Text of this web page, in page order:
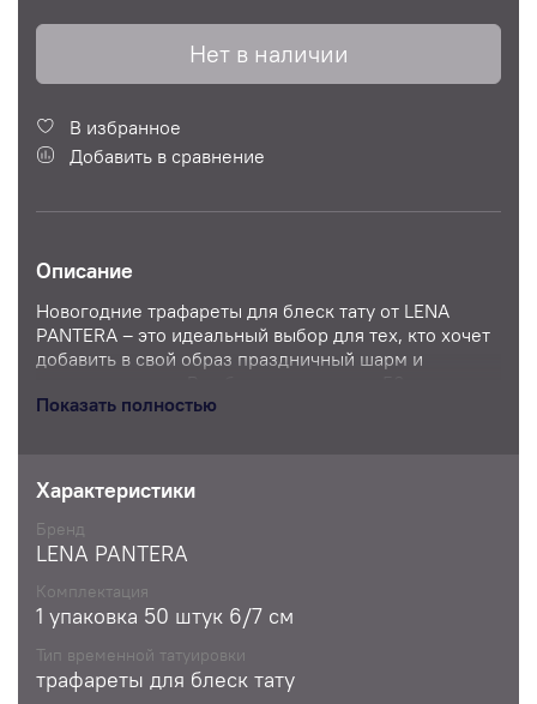
Нет в наличии
В избранное
Добавить в сравнение
Описание
Новогодние трафареты для блеск тату от LENA
PANTERA – это идеальный выбор для тех, кто хочет
добавить в свой образ праздничный шарм и
трафаретов с различными рисунками, которые
материалов, обеспечивающих долгое удержание
цвета и блеска на коже. Благодаря простому и
удобному применению, вы сможете легко и быстро
преобразить свой образ, добавив к нему
подарок для друзей и близких, а также прекрасный
способ добавить праздничное настроение в любой
образ.
Показать полностью
Характеристики
Бренд
LENA PANTERA
Комплектация
1 упаковка 50 штук 6/7 см
Тип временной татуировки
трафареты для блеск тату